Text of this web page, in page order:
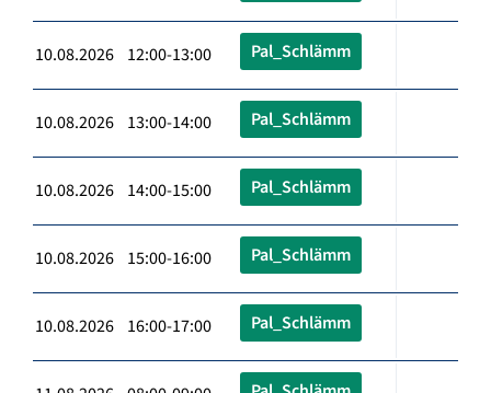
10.08.2026 12:00-13:00 Pal_Schlämm
10.08.2026 13:00-14:00 Pal_Schlämm
10.08.2026 14:00-15:00 Pal_Schlämm
10.08.2026 15:00-16:00 Pal_Schlämm
10.08.2026 16:00-17:00 Pal_Schlämm